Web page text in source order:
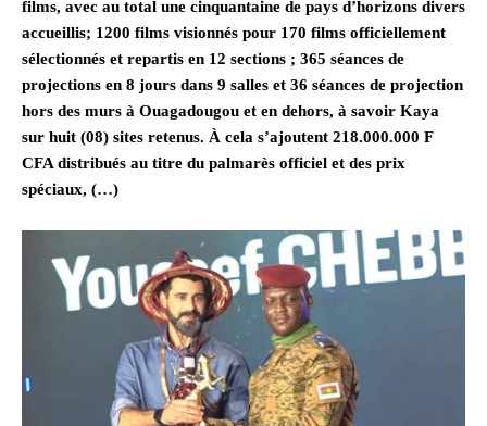
films, avec au total une cinquantaine de pays d’horizons divers
accueillis; 1200 films visionnés pour 170 films officiellement
sélectionnés et repartis en 12 sections ; 365 séances de
projections en 8 jours dans 9 salles et 36 séances de projection
hors des murs à Ouagadougou et en dehors, à savoir Kaya
sur huit (08) sites retenus. À cela s’ajoutent 218.000.000 F
CFA distribués au titre du palmarès officiel et des prix
spéciaux, (…)